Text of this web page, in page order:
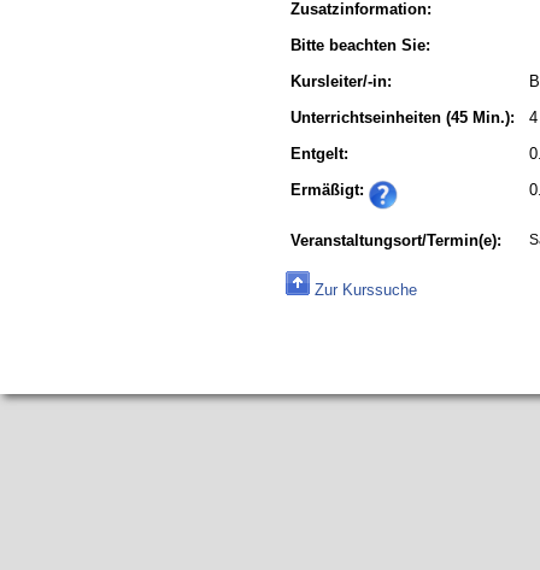
Zusatzinformation:
Bitte beachten Sie:
Kursleiter/-in:
Unterrichtseinheiten (45 Min.):
Entgelt:
Ermäßigt:
Veranstaltungsort/Termin(e):
Zur Kurssuche